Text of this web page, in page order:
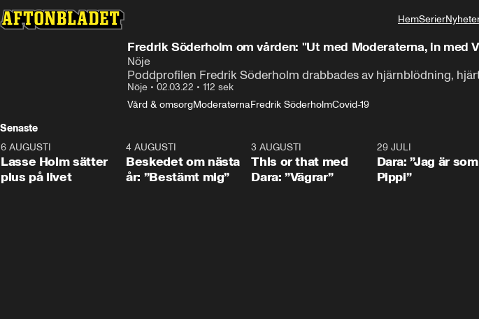
HemSerier
Fredrik Söderholm om vården: "Ut med Moderaterna, in med
Nöje
Poddprofilen Fredrik Söderholm drabbades av hjärnblödning,
Nöje • 02.03.22 • 112 sek
Vård & omsorgModeraternaFredrik SöderholmCovid-19
Senaste
1:04
6 AUGUSTI
Lasse Holm sätter
plus på livet
0:24
4 AUGUSTI
Beskedet om nästa
år: ”Bestämt mig”
3 AUGUSTI
This or that med
Dara: ”Vägrar”
29 JULI
Dara: ”Jag är som
Pippi”